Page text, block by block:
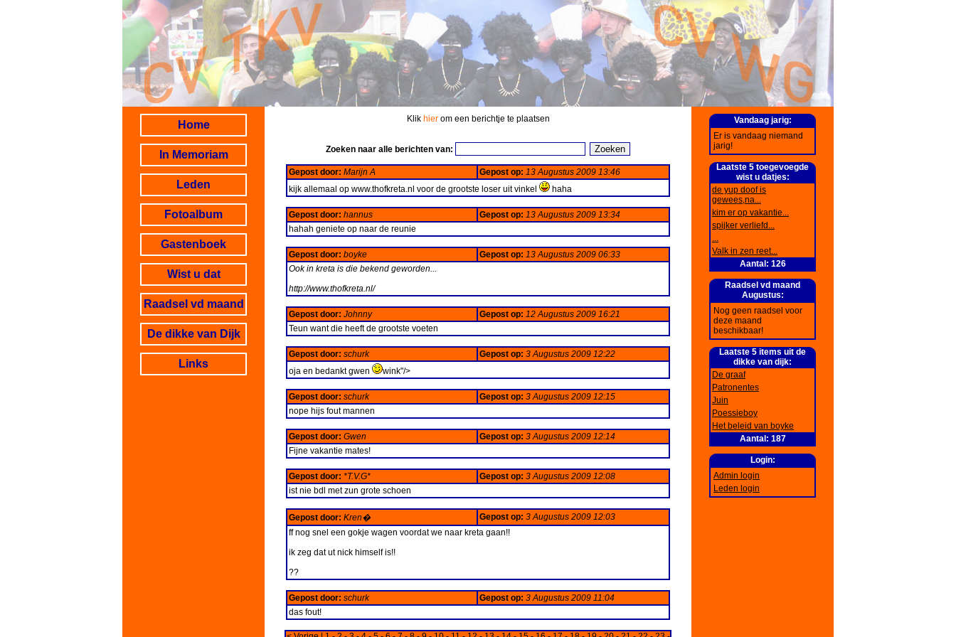
Home
In Memoriam
Leden
Fotoalbum
Gastenboek
Wist u dat
Raadsel vd maand
De dikke van Dijk
Links
Klik hierom een berichtje te plaatsen
Zoeken naar alle berichten van:
Gepost door: Marijn A Gepost op: 13 Augustus 2009 13:46
kijk allemaal op www.thofkreta.nl voor de grootste loser uit vinkel
haha
Gepost door: hannus Gepost op: 13 Augustus 2009 13:34
hahah geniete op naar de reunie
Gepost door: boyke Gepost op: 13 Augustus 2009 06:33
Ook in kreta is die bekend geworden...
http://www.thofkreta.nl/
Gepost door: Johnny Gepost op: 12 Augustus 2009 16:21
Teun want die heeft de grootste voeten
Gepost door: schurk Gepost op: 3 Augustus 2009 12:22
oja en bedankt gwen
wink"/>
Gepost door: schurk Gepost op: 3 Augustus 2009 12:15
nope hijs fout mannen
Gepost door: Gwen Gepost op: 3 Augustus 2009 12:14
Fijne vakantie mates!
Gepost door: *T.V.G* Gepost op: 3 Augustus 2009 12:08
ist nie bdl met zun grote schoen
Gepost door: Kren� Gepost op: 3 Augustus 2009 12:03
ff nog snel een gokje wagen voordat we naar kreta gaan!!
ik zeg dat ut nick himself is!!
??
Gepost door: schurk Gepost op: 3 Augustus 2009 11:04
das fout!
Vandaag jarig:
Er is vandaag niemand
jarig!
Laatste 5 toegevoegde
wist u datjes:
de yup doof is
gewees,na...
kim er op vakantie...
spijker verliefd...
...
Valk in zen reet...
Aantal: 126
Raadsel vd maand
Augustus:
Nog geen raadsel voor
deze maand
beschikbaar!
Laatste 5 items uit de
dikke van dijk:
De graaf
Patronentes
Juin
Poessieboy
Het beleid van boyke
Aantal: 187
Login:
Admin login
Leden login